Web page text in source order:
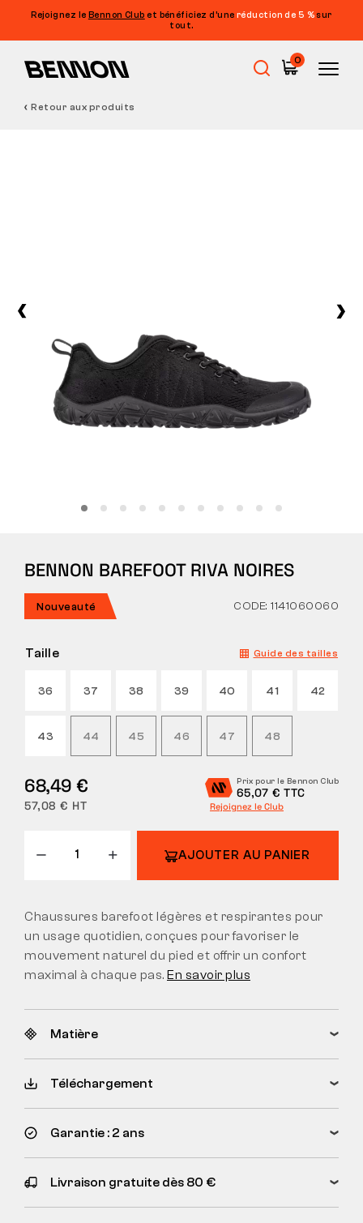
Rejoignez le Bennon Club et bénéficiez d’une réduction de 5 %sur
tout.
0
Chaussures de loisirs
Tactique
À PROPOS DE NOUS
ARTICLES
LABORATOIRE BENNON
MAGASIN AVEC BISTROT
Retour aux produits
BENNON BAREFOOT RIVA NOIRES
Nouveauté CODE: 1141060060
Taille Guide des tailles
36 37 38 39 40 41 42
43 44 45 46 47 48
68,49 €
57,08 € HT
Prix pour le Bennon Club
65,07 € TTC
Rejoignez le Club
AJOUTER AU PANIER
Chaussures barefoot légères et respirantes pour
un usage quotidien, conçues pour favoriser le
mouvement naturel du pied et offrir un confort
maximal à chaque pas. En savoir plus
Matière
Téléchargement
Garantie : 2 ans
Livraison gratuite dès 80 €